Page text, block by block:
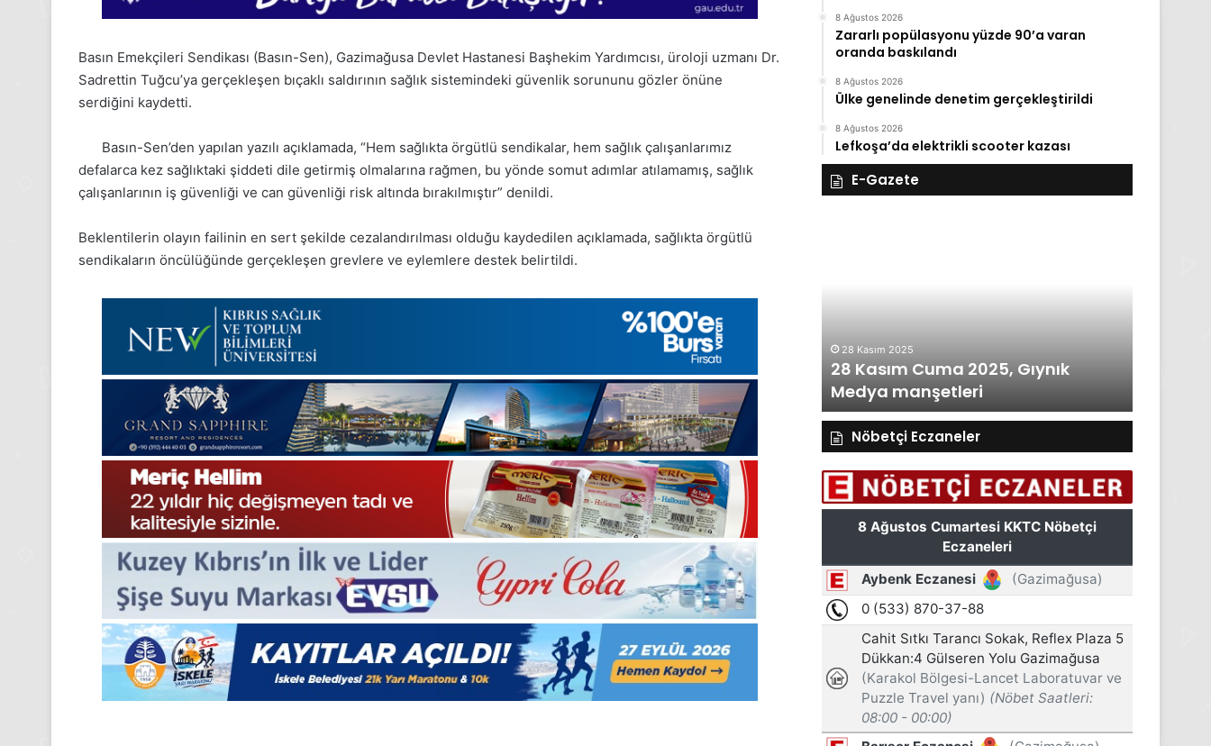
Basın Emekçileri Sendikası (Basın-Sen), Gazimağusa Devlet Hastanesi Başhekim Yardımcısı, üroloji uzmanı Dr.
Sadrettin Tuğcu’ya gerçekleşen bıçaklı saldırının sağlık sistemindeki güvenlik sorununu gözler önüne
serdiğini kaydetti.
Basın-Sen’den yapılan yazılı açıklamada, “Hem sağlıkta örgütlü sendikalar, hem sağlık çalışanlarımız
defalarca kez sağlıktaki şiddeti dile getirmiş olmalarına rağmen, bu yönde somut adımlar atılamamış, sağlık
çalışanlarının iş güvenliği ve can güvenliği risk altında bırakılmıştır” denildi.
Beklentilerin olayın failinin en sert şekilde cezalandırılması olduğu kaydedilen açıklamada, sağlıkta örgütlü
sendikaların öncülüğünde gerçekleşen grevlere ve eylemlere destek belirtildi.
8 Ağustos 2026
Zararlı popülasyonu yüzde 90’a varan
oranda baskılandı
8 Ağustos 2026
Ülke genelinde denetim gerçekleştirildi
8 Ağustos 2026
Lefkoşa’da elektrikli scooter kazası
E-Gazete
Kasım
Pazartesi
Gıynık
Medya
manşetleri
24 Kasım 2025
24 Kasım Pazartesi 2025, Gıynık
Medya manşetleri
Aralık
Pazartesi
Gıynık
1 Aralık Pazartesi 2025, Gıynık
Medya manşetleri
28 Kasım 2025
28 Kasım Cuma 2025, Gıynık
Medya manşetleri
Nöbetçi Eczaneler